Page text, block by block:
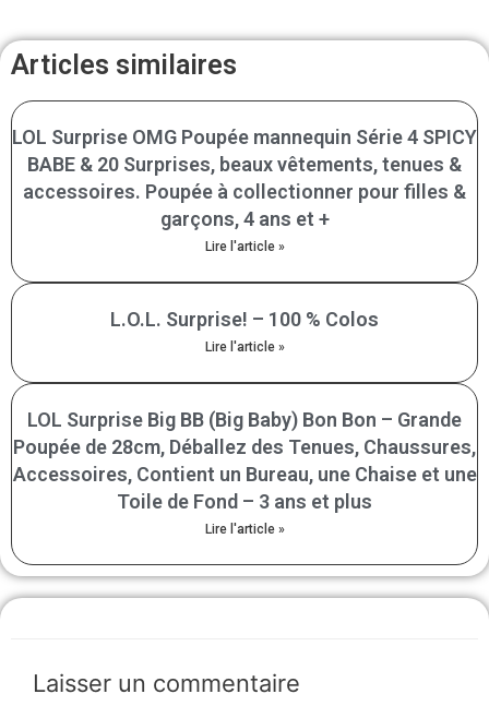
Articles similaires
LOL Surprise OMG Poupée mannequin Série 4 SPICY
BABE & 20 Surprises, beaux vêtements, tenues &
accessoires. Poupée à collectionner pour filles &
garçons, 4 ans et +
Lire l'article »
L.O.L. Surprise! – 100 % Colos
Lire l'article »
LOL Surprise Big BB (Big Baby) Bon Bon – Grande
Poupée de 28cm, Déballez des Tenues, Chaussures,
Accessoires, Contient un Bureau, une Chaise et une
Toile de Fond – 3 ans et plus
Lire l'article »
Laisser un commentaire